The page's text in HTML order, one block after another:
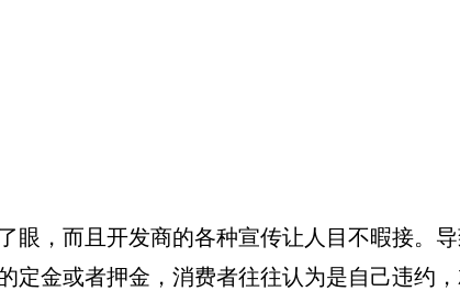
眼，而且开发商的各种宣传让人目不暇接。
金或者押金，消费者往往认为是自己违约